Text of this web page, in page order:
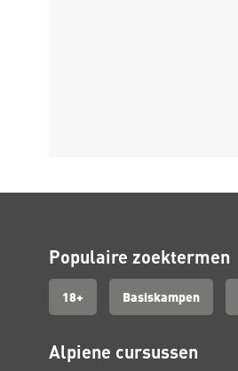
Populaire zoektermen
18+ Basiskampen
Alpiene cursussen